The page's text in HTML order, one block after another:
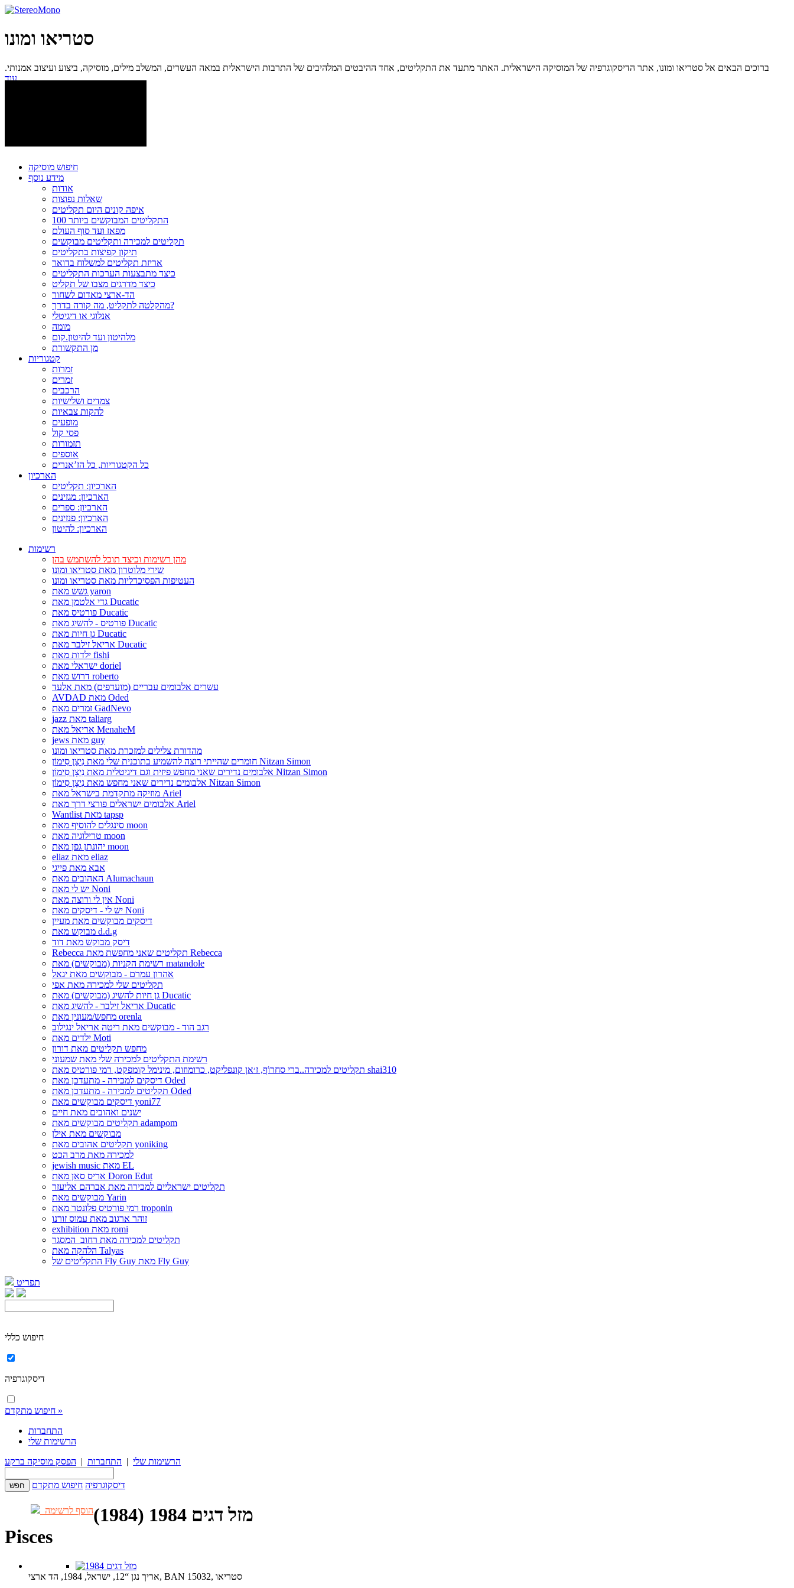
סטריאו ומונו
ברוכים הבאים אל סטריאו ומונו, אתר הדיסקוגרפיה של המוסיקה הישראלית. האתר מתעד את התקליטים, אחד ההיבטים המלהיבים של התרבות הישראלית במאה העשרים, המשלב מילים, מוסיקה, ביצוע ועיצוב אמנותי.
עוד...
חיפוש מוסיקה
מידע נוסף
אודות
שאלות נפוצות
איפה קונים היום תקליטים
100 התקליטים המבוקשים ביותר
מפאז ועד סוף העולם
תקליטים למכירה ותקליטים מבוקשים
תיקון קפיצות בתקליטים
אריזת תקליטים למשלוח בדואר
כיצד מתבצעות הערכות התקליטים
כיצד מדרגים מצבו של תקליט
הד-ארצי מאדום לשחור
מהקלטה לתקליט, מה קורה בדרך?
אנלוגי או דיגיטלי
מומה
מלהיטון ועד להיטון.קום
מן התקשורת
קטגוריות
זמרות
זמרים
הרכבים
צמדים ושלישיות
להקות צבאיות
מופעים
פסי קול
תזמורות
אוספים
כל הקטגוריות, כל הז’אנרים
הארכיון
הארכיון: תקליטים
הארכיון: מגזינים
הארכיון: ספרים
הארכיון: פנזינים
הארכיון: להיטון
רשימות
מהן רשימות וכיצד תוכל להשתמש בהן
שירי מלוטרון מאת סטריאו ומונו
העטיפות הפסיכדליות מאת סטריאו ומונו
גשש מאת yaron
גדי אלטמן מאת Ducatic
פורטיס מאת Ducatic
פורטיס - להשיג מאת Ducatic
גן חיות מאת Ducatic
אריאל זילבר מאת Ducatic
ילדות מאת fishi
ישראלי מאת doriel
דרוש מאת roberto
עשרים אלבומים עבריים (מועדפים) מאת אלעד
AVDAD מאת Oded
זמרים מאת GadNevo
jazz מאת taliarg
אריאל מאת MenaheM
jews מאת guy
מהדורת צלילים למזכרת מאת סטריאו ומונו
חומרים שהייתי רוצה להשמיע בתוכנית שלי מאת נִיצָן סִימוֹן Nitzan Simon
אלבומים נדירים שאני מחפש פיזית וגם דיגיטלית מאת נִיצָן סִימוֹן Nitzan Simon
אלבומים נדירים שאני מחפש מאת נִיצָן סִימוֹן Nitzan Simon
מוזיקה מתקדמת בישראל מאת Ariel
אלבומים ישראלים פורצי דרך מאת Ariel
Wantlist מאת tapsp
סינגלים להוסיף מאת moon
טרילוגיה מאת moon
יהונתן גפן מאת moon
eliaz מאת eliaz
אבא מאת פייגי
האהובים מאת Alumachaun
יש לי מאת Noni
אין לי ורוצה מאת Noni
יש לי - דיסקים מאת Noni
דיסקים מבוקשים מאת מעיין
מבוקש מאת d.d.g
דיסק מבוקש מאת דוד
Rebecca תקליטים שאני מחפשת מאת Rebecca
רשימת הקניות (מבוקשים) מאת matandole
אהרון עמרם - מבוקשים מאת יגאל
תקליטים שלי למכירה מאת אפי
גן חיות להשיג (מבוקשים) מאת Ducatic
אריאל זילבר - להשיג מאת Ducatic
מחפש/מעונין מאת orenla
רגב הוד - מבוקשים מאת ריטה אריאל ינגילוב
ילדים מאת Moti
מחפש תקליטים מאת דורון
רשימת התקליטים למכירה שלי מאת שמעוני
תקליטים למכירה..ברי סחרוֹף, ז׳אן קונפליקט, כרומוזום, מינימל קומפקט, רמי פורטיס מאת shai310
דיסקים למכירה - מתעדכן מאת Oded
תקליטים למכירה - מתעדכן מאת Oded
דיסקים מבוקשים מאת yoni77
ישנים ואהובים מאת חיים
תקליטים מבוקשים מאת adampom
מבוקשים מאת אילן
תקליטים אהובים מאת yoniking
למכירה מאת מרב הכט
jewish music מאת EL
אריס סאן מאת Doron Edut
תקליטים ישראליים למכירה מאת אברהם אליעזר
מבוקשים מאת Yarin
רמי פורטיס פלונטר מאת troponin
זוהר ארגוב מאת עמוס זורנו
exhibition מאת romi
תקליטים למכירה מאת רחוב_המסגר
הלהקה מאת Talyas
התקליטים של Fly Guy מאת Fly Guy
תפריט
חיפוש כללי
חיפוש מתקדם »
התחברות
הרשימות שלי
הרשימות שלי | התחברות | הפסק מוסיקה ברקע
דיסקוגרפיה חיפוש מתקדם
הוסף לרשימה
מזל דגים 1984 (1984)
Pisces
אריך נגן “12, ישראל, 1984, הד ארצי, BAN 15032, סטריאו